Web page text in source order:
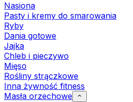
Nasiona
Pasty i kremy do smarowania
Ryby
Dania gotowe
Jajka
Chleb i pieczywo
Mięso
Rośliny strączkowe
Inna żywność fitness
Masła orzechowe